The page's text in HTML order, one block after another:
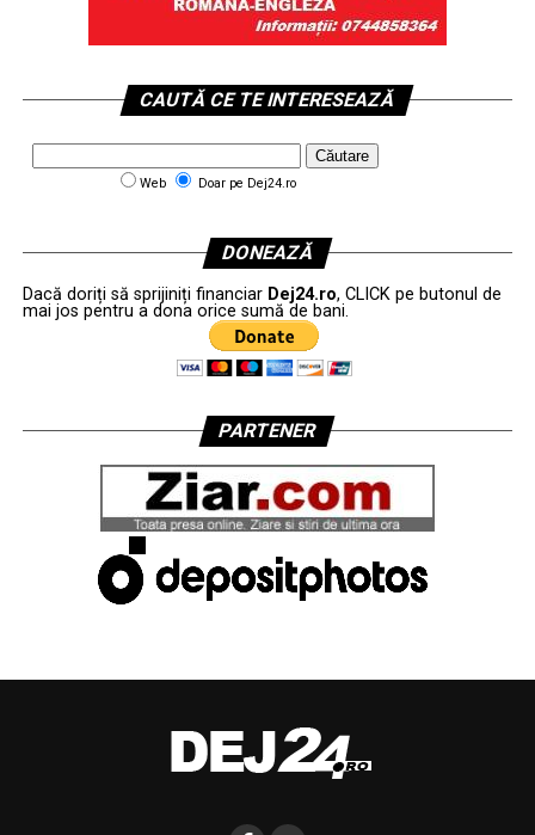
CAUTĂ CE TE INTERESEAZĂ
Web Doar pe Dej24.ro
DONEAZĂ
Dacă doriți să sprijiniți financiar Dej24.ro, CLICK pe butonul de
mai jos pentru a dona orice sumă de bani.
PARTENER